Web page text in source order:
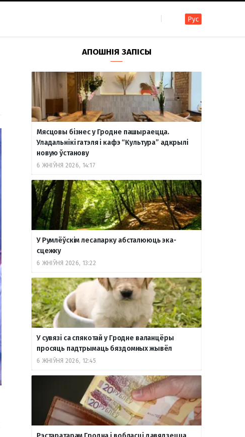
F
a
e
o
o
k
I
n
s
t
g
a
m
T
e
e
r
m
R
S
Y
o
T
b
В
к
н
а
т
е
Рус
АПОШНІЯ ЗАПІСЫ
Мясцовы бізнес у Гродне пашыраецца.
Уладальнікі гатэля і кафэ “Культура” адкрылі
новую ўстанову
6 ЖНІЎНЯ 2026, 14:17
У Румлёўскім лесапарку абсталююць эка-
сцежку
6 ЖНІЎНЯ 2026, 13:22
У сувязі са спякотай у Гродне валанцёры
просяць падтрымаць бяздомных жывёл
6 ЖНІЎНЯ 2026, 12:45